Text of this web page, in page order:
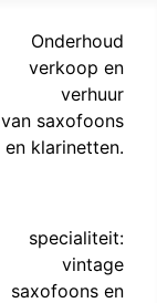
Onderhoud
verkoop en
verhuur
van saxofoons
en klarinetten.
specialiteit:
vintage
saxofoons en